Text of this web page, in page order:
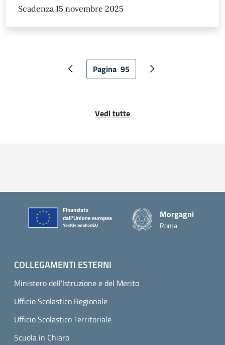
Scadenza 15 novembre 2025
Pagina precedentePagina attuale
Pagina 95 Pagina successiva
Vedi tutte
Piè di pagina
Morgagni
Roma
COLLEGAMENTI ESTERNI
Ministero dell'Istruzione e del Merito
Ufficio Scolastico Regionale
Ufficio Scolastico Territoriale
Scuola in Chiaro